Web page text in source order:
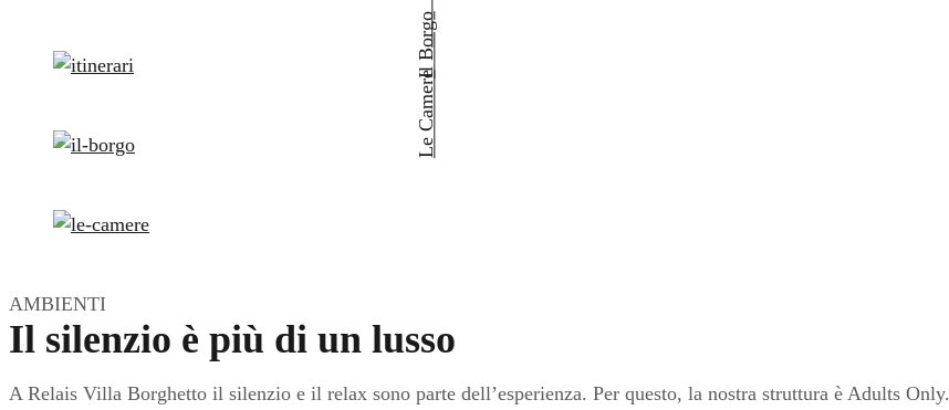
Il Borgo
Le Camere
AMBIENTI
Il silenzio è più di un lusso
A Relais Villa Borghetto il silenzio e il relax sono parte dell’esperienza. Per questo, la nostra struttura è Adults Only.